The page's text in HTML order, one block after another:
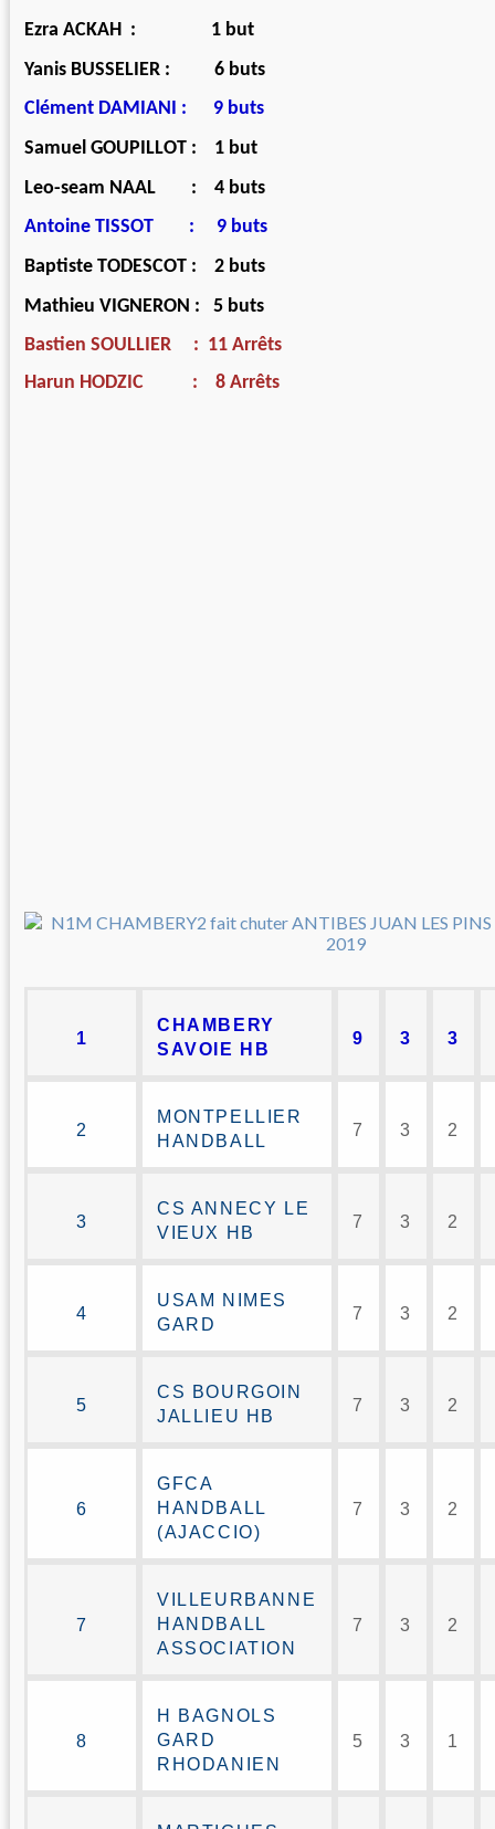
Ezra ACKAH : 1 but
Yanis BUSSELIER : 6 buts
Clément DAMIANI : 9 buts
Samuel GOUPILLOT : 1 but
Leo-seam NAAL : 4 buts
Antoine TISSOT : 9 buts
Baptiste TODESCOT : 2 buts
Mathieu VIGNERON : 5 buts
Bastien SOULLIER : 11 Arrêts
Harun HODZIC : 8 Arrêts
1
CHAMBERY
SAVOIE HB
9 3 3
2
MONTPELLIER
HANDBALL
7 3 2
3
CS ANNECY LE
VIEUX HB
7 3 2
4
USAM NIMES
GARD
7 3 2
5
CS BOURGOIN
JALLIEU HB
7 3 2
6
GFCA
HANDBALL
(AJACCIO)
7 3 2
7
VILLEURBANNE
HANDBALL
ASSOCIATION
7 3 2
8
H BAGNOLS
GARD
RHODANIEN
5 3 1